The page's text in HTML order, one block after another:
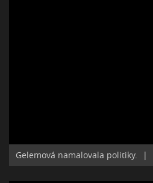
Gelemová namalovala politiky. |